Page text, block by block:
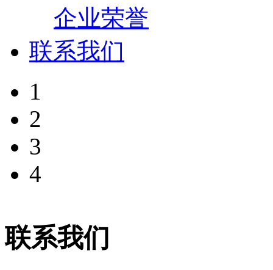
企业荣誉
联系我们
1
2
3
4
联系我们